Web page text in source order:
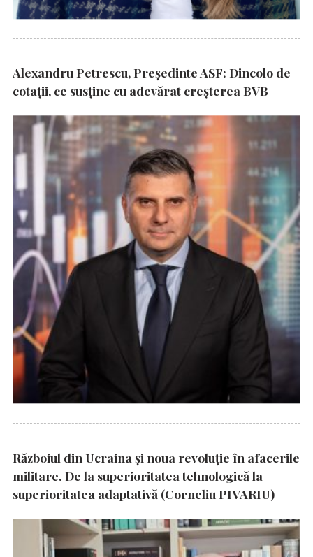
Alexandru Petrescu, Președinte ASF: Dincolo de
cotații, ce susține cu adevărat creșterea BVB
Războiul din Ucraina și noua revoluție în afacerile
militare. De la superioritatea tehnologică la
superioritatea adaptativă (Corneliu PIVARIU)